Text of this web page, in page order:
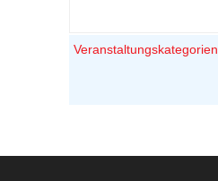
Veranstaltungskategorien